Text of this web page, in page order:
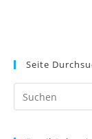
Seite